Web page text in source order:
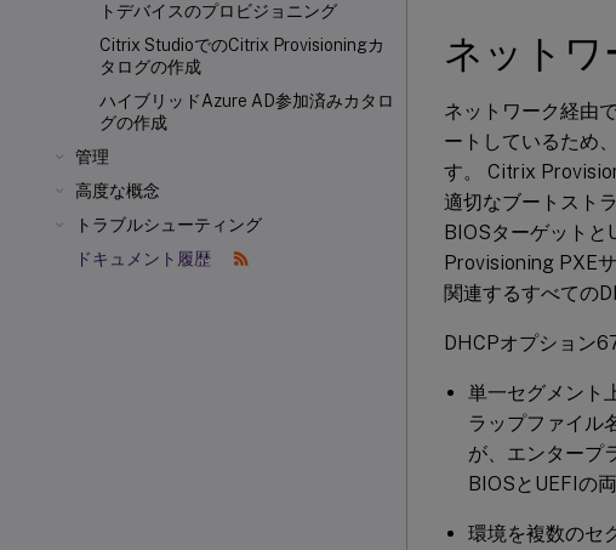
トデバイスのプロビジョニング
Citrix StudioでのCitrix Provisioningカ
タログの作成
ハイブリッドAzure AD参加済みカタロ
グの作成
管理
高度な概念
トラブルシューティング
ドキュメント履歴
ネットワ
ネットワーク経由
ートしているため
す。 Citrix
適切なブートスト
BIOSターゲットと
Provisioning PXE
関連するすべての
DHCPオプション
単一セグメント
ラップファイル
が、エンタープ
BIOSとUEFIの
環境を複数のセ